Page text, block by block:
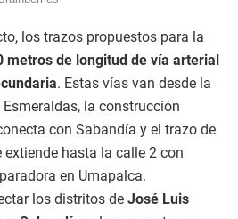
los trazos propuestos para la
metros de longitud de vía arterial
. Estas vías van desde la
la construcción
con Sabandía y el trazo de
extiende hasta la calle 2 con
en Umapalca.
los distritos de José Luis